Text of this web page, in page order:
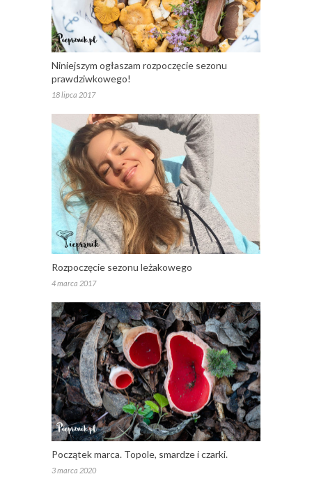
Niniejszym ogłaszam rozpoczęcie sezonu
prawdziwkowego!
18 lipca 2017
Rozpoczęcie sezonu leżakowego
4 marca 2017
Początek marca. Topole, smardze i czarki.
3 marca 2020